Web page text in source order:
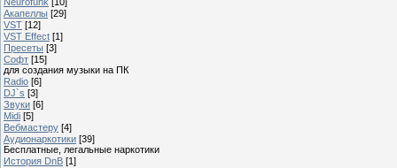
Акапеллы [29]
VST [12]
VST Effect [1]
Пресеты [3]
Софт [15]
для создания музыки на ПК
Radio [6]
DJ`s [3]
Звуки [6]
Midi [5]
Вебмастеру [4]
Аудионаркотики [39]
Бесплатные, легальные наркотики
История DnB [1]